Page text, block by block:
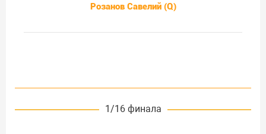
Розанов Савелий (Q)
1/16 финала